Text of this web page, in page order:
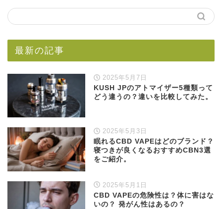
最新の記事
2025年5月7日
KUSH JPのアトマイザー5種類って
どう違うの？違いを比較してみた。
2025年5月3日
眠れるCBD VAPEはどのブランド？
寝つきが良くなるおすすめCBN3選
をご紹介。
2025年5月1日
CBD VAPEの危険性は？体に害はな
いの？ 発がん性はあるの？